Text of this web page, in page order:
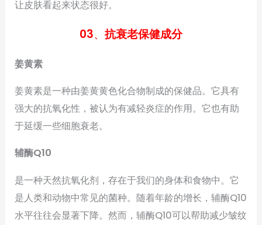
让皮肤看起来状态很好。
03、 抗衰老保健成分
姜黄素
姜黄素是一种由姜黄黄色化合物制成的保健品。它具有
强大的抗氧化性，被认为有减轻炎症的作用。它也有助
于延缓一些细胞衰老。
辅酶Q10
是一种天然抗氧化剂，存在于我们的身体和食物中。它
是人类和动物中常见的菌种。随着年龄的增长，辅酶Q10
水平往往会显著下降。然而，辅酶Q10可以帮助减少皱纹